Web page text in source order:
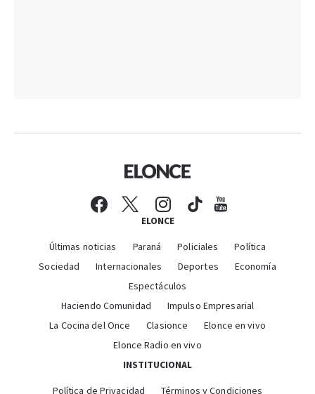
ELONCE
Últimas noticias Paraná Policiales
Política
Sociedad
Internacionales Deportes
Economía
Espectáculos
Haciendo Comunidad
Impulso Empresarial
La Cocina del Once
Clasionce
Elonce en vivo
Elonce Radio en vivo
INSTITUCIONAL